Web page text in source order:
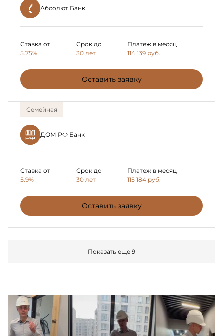
Абсолют Банк
Ставка от
5.75%
Срок до
30 лет
Платеж в месяц
114 139 руб.
Оставить заявку
Семейная
ДОМ РФ Банк
Ставка от
5.9%
Срок до
30 лет
Платеж в месяц
115 184 руб.
Оставить заявку
Показать еще 9